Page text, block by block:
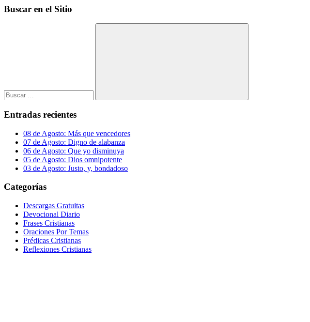
Buscar en el Sitio
Buscar
Entradas recientes
08 de Agosto: Más que vencedores
07 de Agosto: Digno de alabanza
06 de Agosto: Que yo disminuya
05 de Agosto: Dios omnipotente
03 de Agosto: Justo, y, bondadoso
Categorías
Descargas Gratuitas
Devocional Diario
Frases Cristianas
Oraciones Por Temas
Prédicas Cristianas
Reflexiones Cristianas